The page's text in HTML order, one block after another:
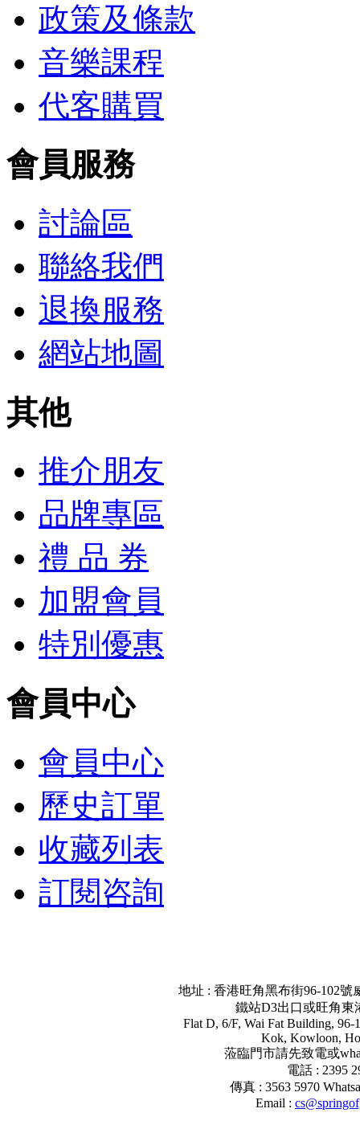
政策及條款
音樂課程
代客購買
會員服務
討論區
聯絡我們
退換服務
網站地圖
其他
推介朋友
品牌專區
禮 品 券
加盟會員
特別優惠
會員中心
會員中心
歷史訂單
收藏列表
訂閱咨詢
地址 : 香港旺角黑布街96-102號
鐵站D3出口或旺角東
Flat D, 6/F, Wai Fat Building, 96-
Kok, Kowloon,
蒞臨門市請先致電或
電話 : 2395
傳真 : 3563 5970
Email :